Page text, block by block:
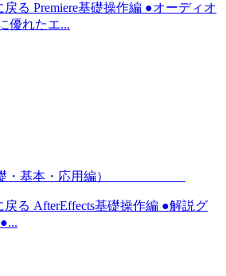
戻る Premiere基礎操作編 ●オーディオ
優れたエ...
基礎・基本・応用編）
戻る AfterEffects基礎操作編 ●解説グ